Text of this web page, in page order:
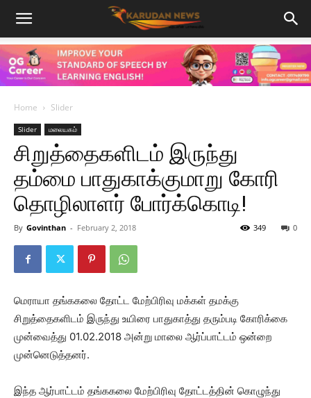
Home Slider
Slider மலையகம்
சிறுத்தைகளிடம் இருந்து
தம்மை பாதுகாக்குமாறு கோரி
தொழிலாளர் போர்க்கொடி!
By Govinthan - February 2, 2018 0
349
மெராயா தங்ககலை தோட்ட மேற்பிரிவு மக்கள் தமக்கு
சிறுத்தைகளிடம் இருந்து உயிரை பாதுகாத்து தரும்படி கோரிக்கை
முன்வைத்து 01.02.2018 அன்று மாலை ஆர்ப்பாட்டம் ஒன்றை
முன்னெடுத்தனர்.
இந்த ஆர்பாட்டம் தங்ககலை மேற்பிரிவு தோட்டத்தின் கொழுந்து